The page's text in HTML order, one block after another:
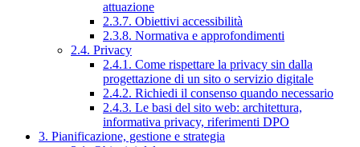
attuazione
2.3.7. Obiettivi accessibilità
2.3.8. Normativa e approfondimenti
2.4. Privacy
2.4.1. Come rispettare la privacy sin dalla
progettazione di un sito o servizio digitale
2.4.2. Richiedi il consenso quando necessario
2.4.3. Le basi del sito web: architettura,
informativa privacy, riferimenti DPO
3. Pianificazione, gestione e strategia